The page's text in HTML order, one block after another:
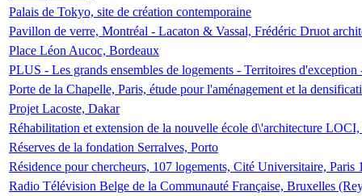
Palais de Tokyo, site de création contemporaine
Pavillon de verre, Montréal - Lacaton & Vassal, Frédéric Druot
Place Léon Aucoc, Bordeaux
PLUS - Les grands ensembles de logements - Territoires
Porte de la Chapelle, Paris, étude pour l'aménagement et la
Projet Lacoste, Dakar
Réhabilitation et extension de la nouvelle école d\'architecture
Réserves de la fondation Serralves, Porto
Résidence pour chercheurs, 107 logements, Cité Universitaire, Paris
Radio Télévision Belge de la Communauté Française, Bruxelles